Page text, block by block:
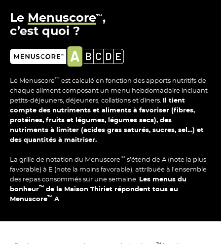
Le Menuscore™,
c’est quoi ?
Le Menuscore™ est calculé en fonction des apports nutritifs de
chaque aliment composant un menu hebdomadaire incluant
petits-déjeuners, déjeuners, collations et dîners. Il tient
compte des nutriments et aliments à favoriser (fibres,
protéines, fruits et légumes, légumes secs), des
nutriments à limiter (acides gras saturés, sucres, sel…) et
des quantités à maitriser.
La grille de notation du Menuscore™ s’étend de A (note la plus
favorable) à E (note la moinsfavorable), attribuée à l’ensemble
des repasconsommés sur une semaine. Les menus du
bonheur™ de la Maison Thiriet répondent tous au
Menuscore™ A